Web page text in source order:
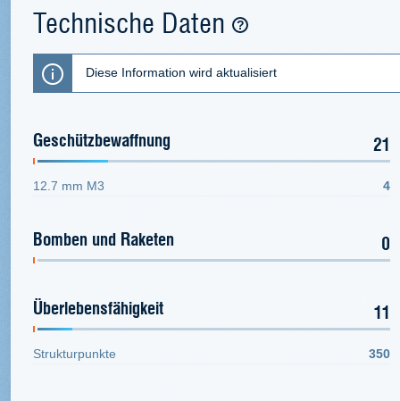
Technische Daten
Diese Information wird aktualisiert
Geschützbewaffnung 21
12.7 mm M3 4
Bomben und Raketen 0
Überlebensfähigkeit 11
Strukturpunkte 350